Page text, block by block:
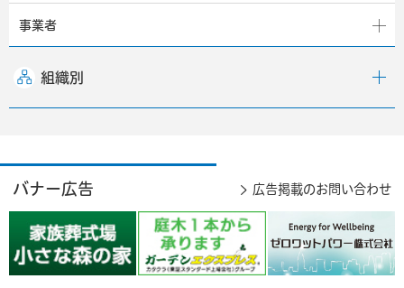
事業者
組織別
バナー広告 広告掲載のお問い合わせ